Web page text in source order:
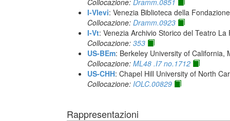
Collocazione: Dramm.0851
I-Vlevi: Venezia Biblioteca della
Collocazione: Dramm.0923
I-Vt: Venezia Archivio Storico del Teatro La
Collocazione: 353
US-BEm: Berkeley University of California,
Collocazione: ML48 .I7 no.1712
US-CHH: Chapel Hill University of North
Collocazione: IOLC.00829
Rappresentazioni